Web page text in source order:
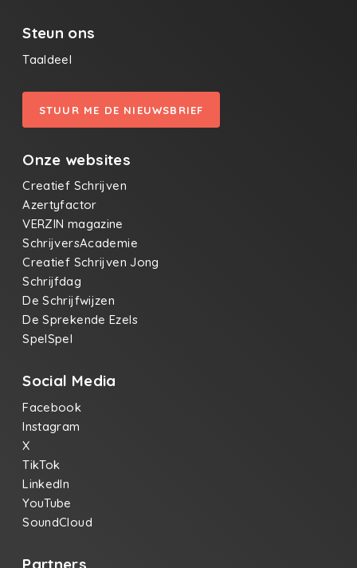
Steun ons
Taaldeel
STUUR ME DE NIEUWSBRIEF
Onze websites
Creatief Schrijven
Azertyfactor
VERZIN magazine
SchrijversAcademie
Creatief Schrijven Jong
Schrijfdag
De Schrijfwijzen
De Sprekende Ezels
SpelSpel
Social Media
Facebook
Instagram
X
TikTok
LinkedIn
YouTube
SoundCloud
Partners